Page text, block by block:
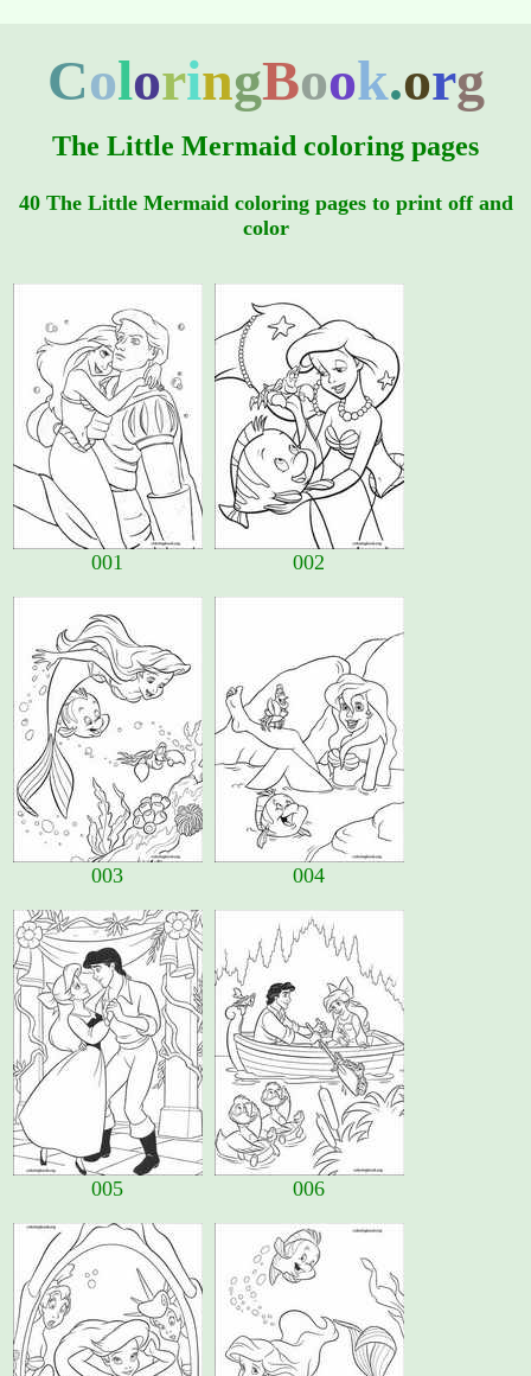
ColoringBook.org
The Little Mermaid coloring pages
40 The Little Mermaid coloring pages to print off and
color
001 002
003 004
005 006